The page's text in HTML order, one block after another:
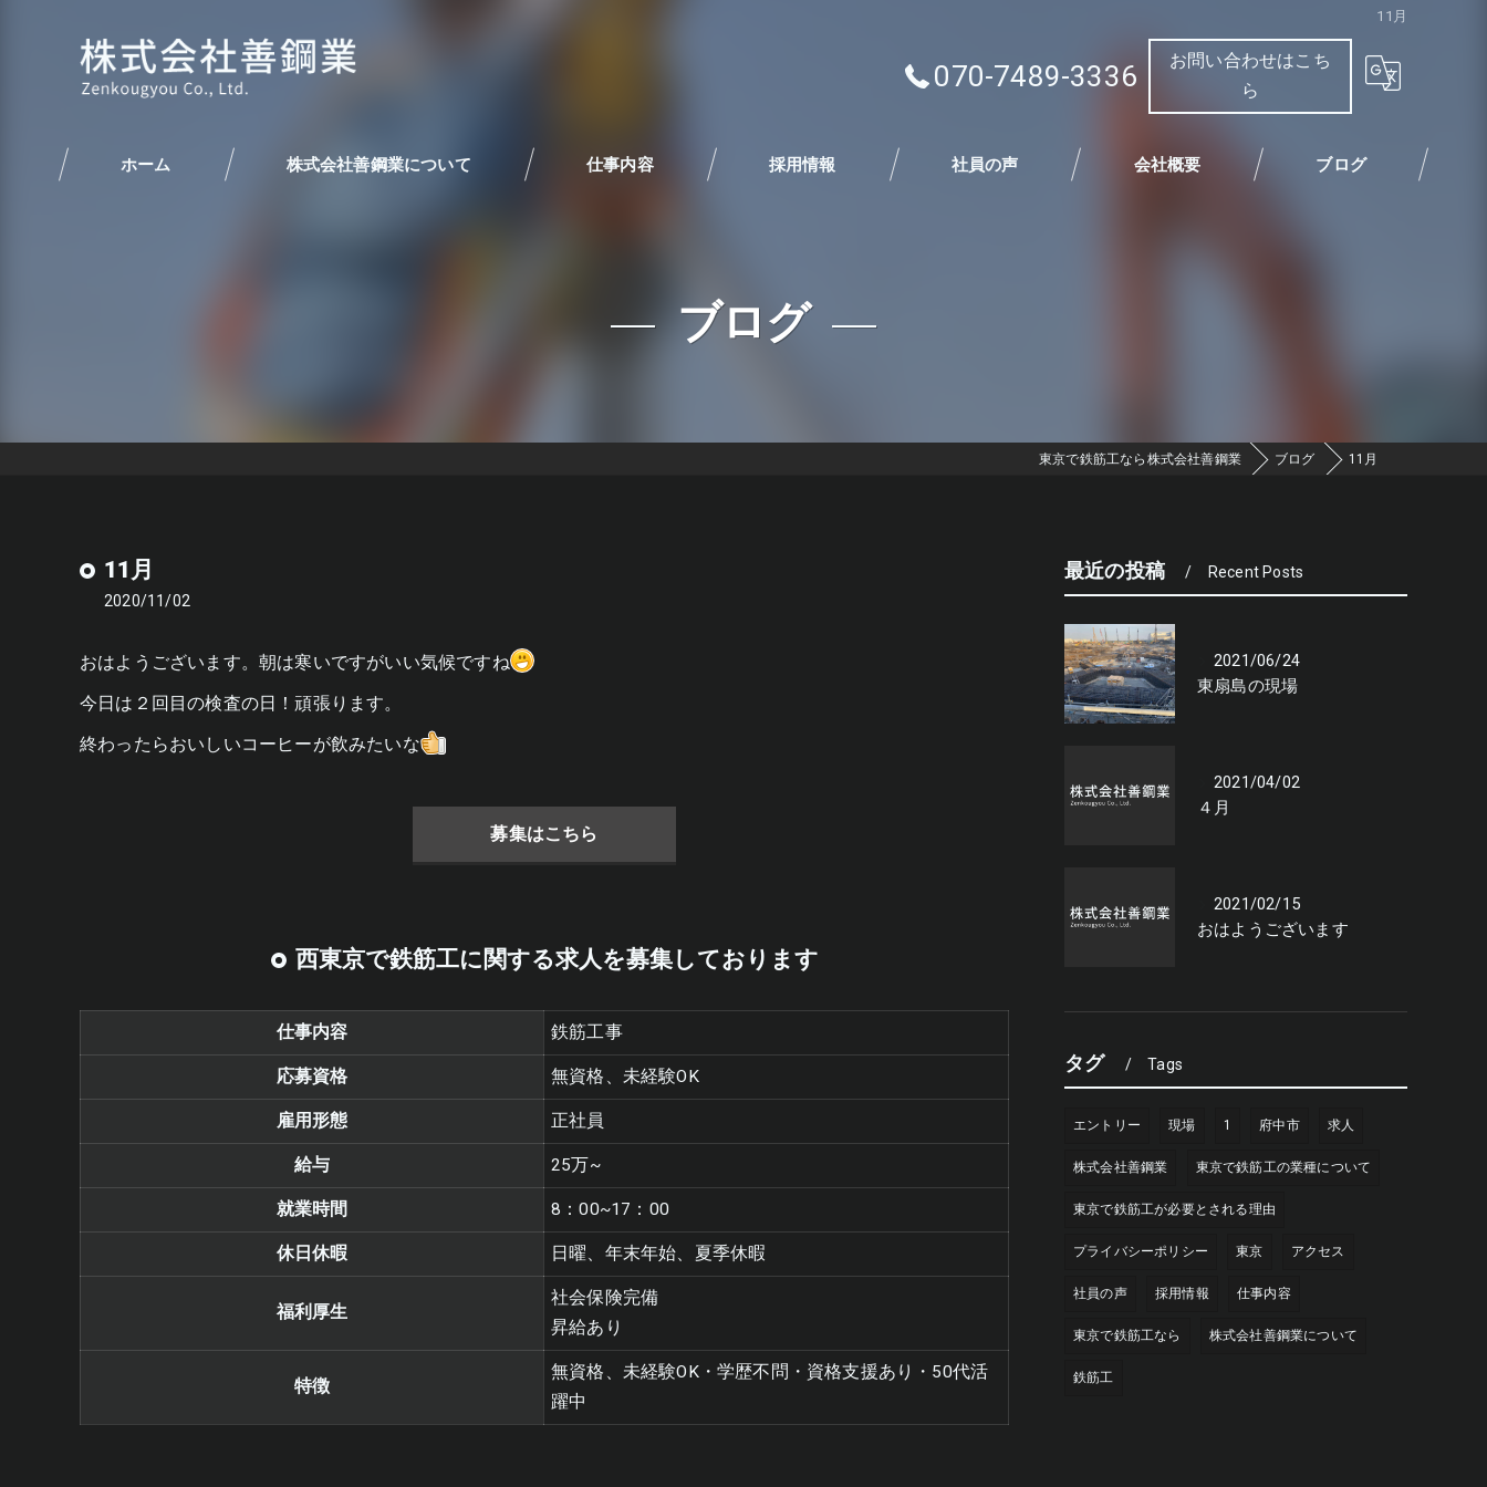
11月
070-7489-3336
お問い合わせはこち
ら
ホーム 株式会社善鋼業について 仕事内容 採用情報 社員の声 会社概要 ブログ
ブログ
東京で鉄筋工なら株式会社善鋼業 ブログ 11月
11月
2020/11/02
おはようございます。朝は寒いですがいい気候ですね
今日は２回目の検査の日！頑張ります。
終わったらおいしいコーヒーが飲みたいな
募集はこちら
西東京で鉄筋工に関する求人を募集しております
仕事内容 鉄筋工事
応募資格 無資格、未経験OK
雇用形態 正社員
給与 25万~
就業時間 8：00~17：00
休日休暇 日曜、年末年始、夏季休暇
福利厚生
社会保険完備
昇給あり
特徴
無資格、未経験OK・学歴不問・資格支援あり・50代活
躍中
最近の投稿 Recent Posts
2021/06/24
東扇島の現場
2021/04/02
４月
2021/02/15
おはようございます
タグ Tags
エントリー 現場 1 府中市 求人
株式会社善鋼業 東京で鉄筋工の業種について
東京で鉄筋工が必要とされる理由
プライバシーポリシー 東京 アクセス
社員の声 採用情報 仕事内容
東京で鉄筋工なら 株式会社善鋼業について
鉄筋工